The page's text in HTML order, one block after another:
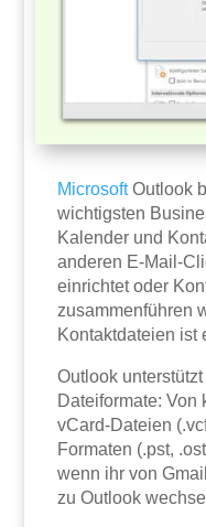
MicrosoftOutlook
wichtigsten
Kalender und
anderen E-Mail-
einrichtet oder
zusammenführen
Kontaktdateien ist
Outlook
Dateiformate:
vCard-Dateien
Formaten (.pst,
wenn ihr von
zu Outlook